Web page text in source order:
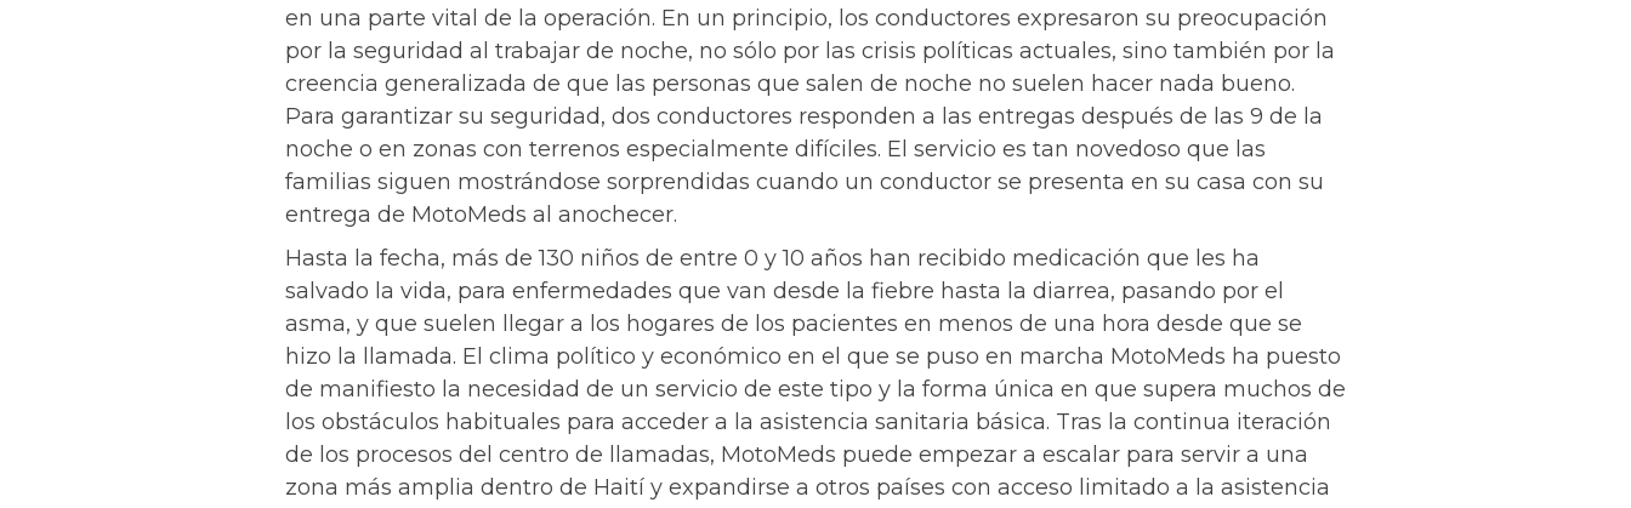
en una parte vital de la operación. En un principio, los conductores expresaron su preocupación
por la seguridad al trabajar de noche, no sólo por las crisis políticas actuales, sino también por la
creencia generalizada de que las personas que salen de noche no suelen hacer nada bueno.
Para garantizar su seguridad, dos conductores responden a las entregas después de las 9 de la
noche o en zonas con terrenos especialmente difíciles. El servicio es tan novedoso que las
familias siguen mostrándose sorprendidas cuando un conductor se presenta en su casa con su
entrega de MotoMeds al anochecer.
Hasta la fecha, más de 130 niños de entre 0 y 10 años han recibido medicación que les ha
salvado la vida, para enfermedades que van desde la fiebre hasta la diarrea, pasando por el
asma, y que suelen llegar a los hogares de los pacientes en menos de una hora desde que se
hizo la llamada. El clima político y económico en el que se puso en marcha MotoMeds ha puesto
de manifiesto la necesidad de un servicio de este tipo y la forma única en que supera muchos de
los obstáculos habituales para acceder a la asistencia sanitaria básica. Tras la continua iteración
de los procesos del centro de llamadas, MotoMeds puede empezar a escalar para servir a una
zona más amplia dentro de Haití y expandirse a otros países con acceso limitado a la asistencia